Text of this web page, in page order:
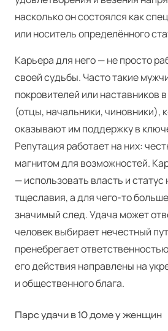
насколько он состоялся как
или носитель определённого
Карьера для него — не просто
своей судьбы. Часто такие
покровителей или наставников
(отцы, начальники, чиновники),
оказывают им поддержку в
Репутация работает на них:
магнитом для возможностей.
— использовать власть и статус
тщеславия, а для чего-то
значимый след. Удача может
человек выбирает нечестный
пренебрегает
его действия направлены на
и общественного блага.
Парс удачи в 10 доме у женщин